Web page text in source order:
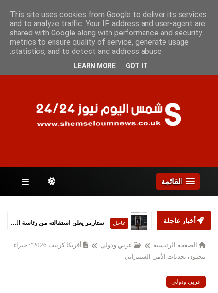
الخميس 6 أغسطس 2026
الصفحات
القائمة
أخبار عاجلة عاجل
الصفحة الرئيسية عربي ودولي
أفريكا كريبت 2026": خبراء
يبحثون تحديات الأمن السيبراني
عربي ودولي
This site uses cookies from Google to deliver its services
and to analyze traffic. Your IP address and user-agent are
shared with Google along with performance and security
metrics to ensure quality of service, generate usage
statistics, and to detect and address abuse.
LEARN MORE GOT IT